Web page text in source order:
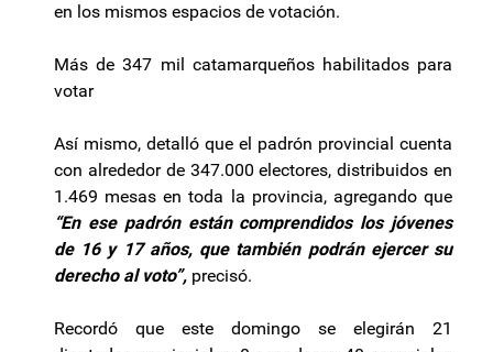
en los mismos espacios de votación.
Más de 347 mil catamarqueños habilitados para
votar
Así mismo, detalló que el padrón provincial cuenta
con alrededor de 347.000 electores, distribuidos en
1.469 mesas en toda la provincia, agregando que
“En ese padrón están comprendidos los jóvenes
de 16 y 17 años, que también podrán ejercer su
derecho al voto”, precisó.
Recordó que este domingo se elegirán 21